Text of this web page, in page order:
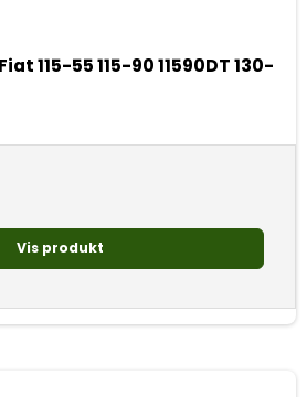
115-55 115-90 11590DT 130-
Vis produkt